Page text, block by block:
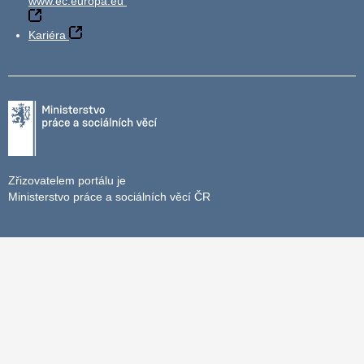
Kariéra
Zřizovatelem portálu je
Ministerstvo práce a sociálních věcí ČR